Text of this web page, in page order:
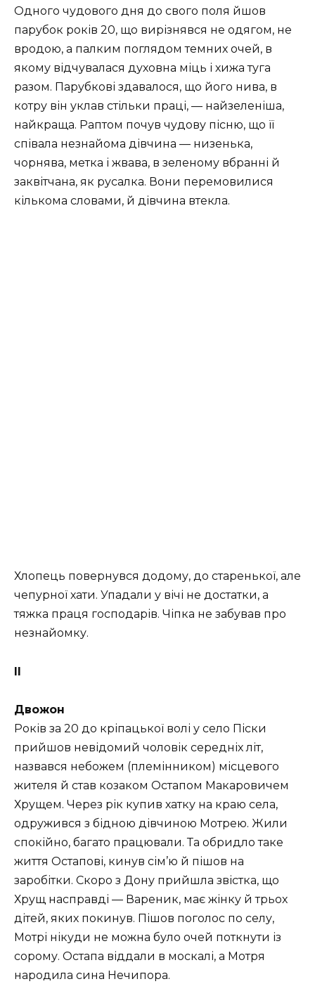
Одного чудового дня до свого поля йшов
парубок років 20, що вирізнявся не одягом, не
вродою, а палким поглядом темних очей, в
якому відчувалася духовна міць і хижа туга
разом. Парубкові здавалося, що його нива, в
котру він уклав стільки праці, — найзеленіша,
найкраща. Раптом почув чудову пісню, що її
співала незнайома дівчина — низенька,
чорнява, метка і жвава, в зеленому вбранні й
заквітчана, як русалка. Вони перемовилися
кількома словами, й дівчина втекла.
Хлопець повернувся додому, до старенької, але
чепурної хати. Упадали у вічі не достатки, а
тяжка праця господарів. Чіпка не забував про
незнайомку.
II
Двожон
Років за 20 до кріпацької волі у село Піски
прийшов невідомий чоловік середніх літ,
назвався небожем (племінником) місцевого
жителя й став козаком Остапом Макаровичем
Хрущем. Через рік купив хатку на краю села,
одружився з бідною дівчиною Мотрею. Жили
спокійно, багато працювали. Та обридло таке
життя Остапові, кинув сім’ю й пішов на
заробітки. Скоро з Дону прийшла звістка, що
Хрущ насправді — Вареник, має жінку й трьох
дітей, яких покинув. Пішов поголос по селу,
Мотрі нікуди не можна було очей поткнути із
сорому. Остапа віддали в москалі, а Мотря
народила сина Нечипора.